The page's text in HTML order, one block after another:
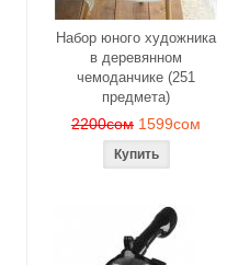
Набор юного художника
в деревянном
чемоданчике (251
предмета)
2200сом 1599сом